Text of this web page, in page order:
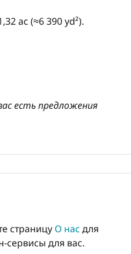
ac (≈6 390 yd²).
есть предложения
страницу О нас для
сервисы для вас.